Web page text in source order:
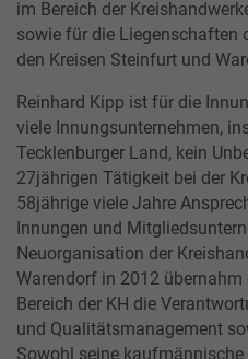
im Bereich der
sowie für die Liegenschaften
den Kreisen Steinfurt und
Reinhard Kipp ist für die
viele Innungsunternehmen,
Tecklenburger Land, kein
27jährigen Tätigkeit bei der
58jährige viele Jahre
Innungen und
Neuorganisation der
Warendorf in 2012
Bereich der KH die
und Qualitätsmanagement
Sowohl seine